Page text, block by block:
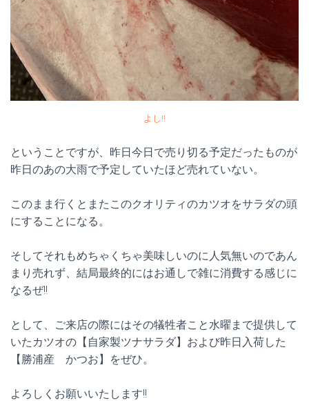
よし!!
ということですが、昨日今日で売り切る予定だったものが
昨日のあの大雨で予定していたほど売れていない。
このまま行くとまたこのクオリティのカツオをサラダの頭
にすることになる。
そしてそれもめちゃくちゃ美味しいのに人気無いのであん
まり売れず、結局最終的にはお通しで雑に消費する感じに
なるぜ!!
として、ご来店の際にはその犠牲者こと水曜まで提供して
いたカツオの【自家製ツナサラダ】および昨日入荷した
【勝浦産 かつお】をぜひ。
よろしくお願いいたします!!